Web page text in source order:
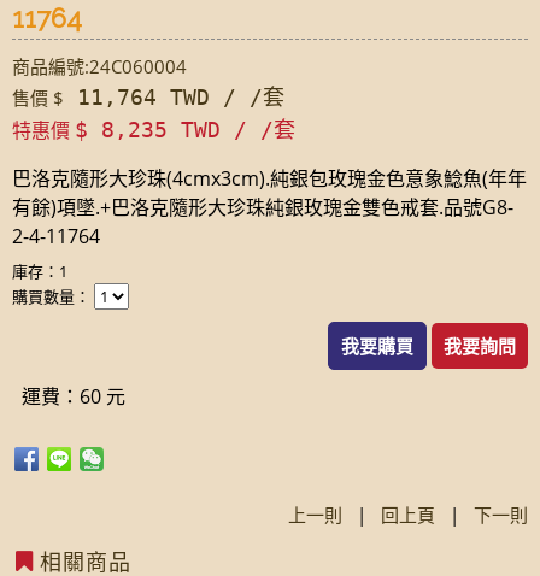
11764
商品編號:24C060004
售價 $ 11,764 TWD / /套
特惠價 $ 8,235 TWD / /套
巴洛克隨形大珍珠(4cmx3cm).純銀包玫瑰金色意象鯰魚(年年
有餘)項墜.+巴洛克隨形大珍珠純銀玫瑰金雙色戒套.品號G8-
2-4-11764
庫存：1
購買數量：
我要購買 我要詢問
運費：60 元
上一則 | 回上頁 | 下一則
相關商品